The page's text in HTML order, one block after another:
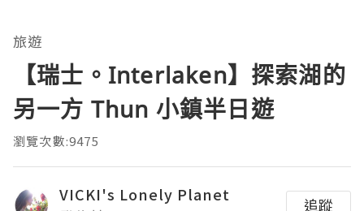
旅遊
【瑞士。Interlaken】探索湖的
另一方 Thun 小鎮半日遊
瀏覽次數:9475
VICKI's Lonely Planet
追蹤